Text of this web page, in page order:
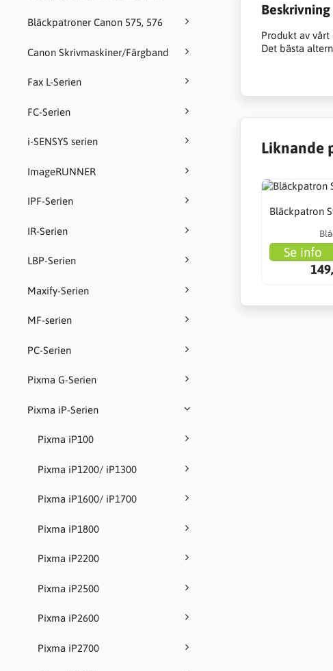
Bläckpatroner Canon 575, 576
Canon Skrivmaskiner/Färgband
Fax L-Serien
FC-Serien
i-SENSYS serien
ImageRUNNER
IPF-Serien
IR-Serien
LBP-Serien
Maxify-Serien
MF-serien
PC-Serien
Pixma G-Serien
Pixma iP-Serien
Pixma iP100
Pixma iP1200/ iP1300
Pixma iP1600/ iP1700
Pixma iP1800
Pixma iP2200
Pixma iP2500
Pixma iP2600
Pixma iP2700
Beskrivning
Produkt av vårt
Det bästa
Liknande
Bläckpatron
Se info